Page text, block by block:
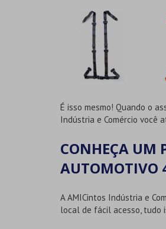
É isso mesmo! Quando o
Indústria e Comércio você
CONHEÇA UM
AUTOMOTIVO
A AMICintos Indústria e
local de fácil acesso, tudo